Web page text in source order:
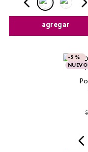
agregar
-5 %
NUEVO
$